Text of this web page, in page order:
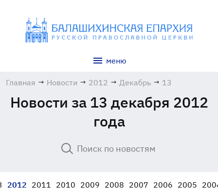
меню
Главная → Новости → 2012 → Декабрь → 13
Новости за 13 декабря 2012
года
2012 2011 2010 2009 2008 2007 2006 2005